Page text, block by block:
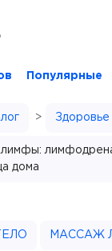
Популярные
> Здоровье
лимфы:
дома
МАССАЖ